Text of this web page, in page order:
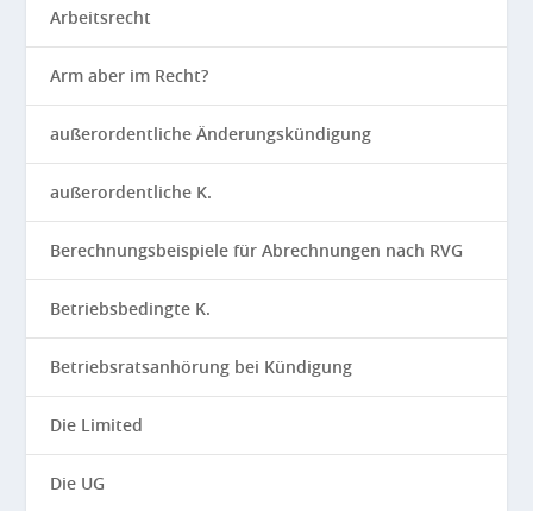
Arbeitsrecht
Arm aber im Recht?
außerordentliche Änderungskündigung
außerordentliche K.
Berechnungsbeispiele für Abrechnungen nach RVG
Betriebsbedingte K.
Betriebsratsanhörung bei Kündigung
Die Limited
Die UG